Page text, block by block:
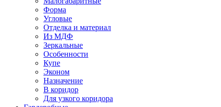
Форма
Угловые
Отделка и материал
Из МДФ
Зеркальные
Особенности
Купе
Эконом
Назначение
В коридор
Для узкого коридора